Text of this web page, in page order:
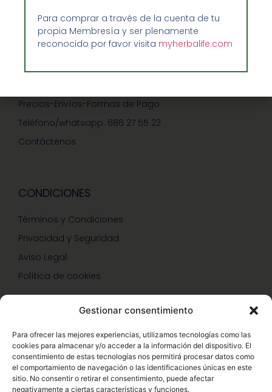
Gestionar consentimiento
Para ofrecer las mejores experiencias, utilizamos tecnologías como las
cookies para almacenar y/o acceder a la información del dispositivo. El
consentimiento de estas tecnologías nos permitirá procesar datos como
el comportamiento de navegación o las identificaciones únicas en este
sitio. No consentir o retirar el consentimiento, puede afectar
negativamente a ciertas características y funciones.
Precios-Envíos-Formas de Pago
Teléfono/whatsapp: 686 27 55 23
Contáctenos
CONDICIONES
Términos y Condiciones
Privacidad y Seguridad
Aviso Legal
Política de cookies
Hazte Miembro Herbalife
Consulta Nutrición Gratis
Para comprar a través de la cuenta de tu
propia Membresía y ser plenamente
reconocido por favor visita myherbalife.com